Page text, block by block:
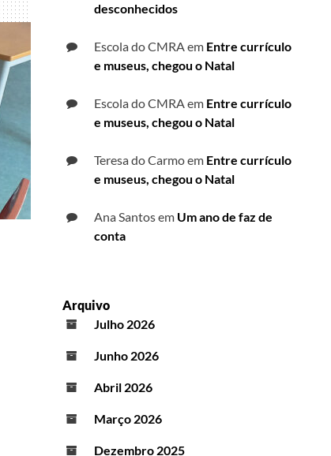
desconhecidos
Escola do CMRAem Entre currículo
e museus, chegou o Natal
Escola do CMRAem Entre currículo
e museus, chegou o Natal
Teresa do Carmoem Entre currículo
e museus, chegou o Natal
Ana Santosem Um ano de faz de
conta
Arquivo
Julho 2026
Junho 2026
Abril 2026
Março 2026
Dezembro 2025